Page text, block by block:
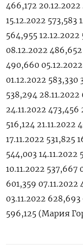
466,172
15.12.2022 573,583
564,955 12.12.2022
08.12.2022
490,660
01.12.2022 583,330
538,294
24.11.2022 473,456
516,124 21.11.2022
17.11.2022 531,825
544,003 14.11.2022
10.11.2022 537,667
601,359 07.11.2022
03.11.2022 628,693
596,125 (Мария